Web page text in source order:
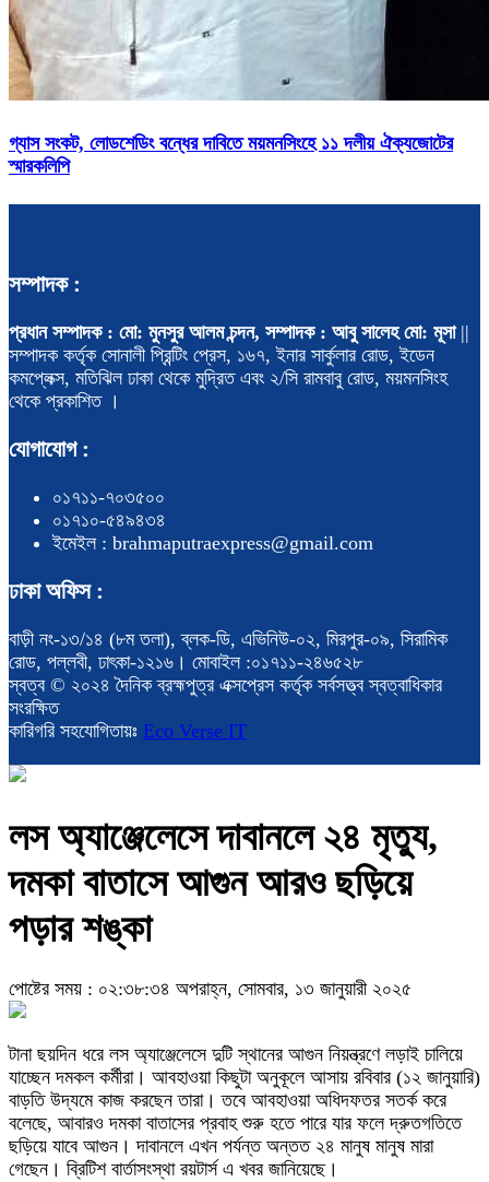
গ্যাস সংকট, লোডশেডিং বন্ধের দাবিতে ময়মনসিংহে ১১ দলীয় ঐক্যজোটের
স্মারকলিপি
সম্পাদক :
প্রধান সম্পাদক : মো: মুনসুর আলম চন্দন, সম্পাদক : আবু সালেহ মো: মূসা||
সম্পাদক কর্তৃক সোনালী প্রিন্টিং প্রেস, ১৬৭, ইনার সার্কুলার রোড, ইডেন
কমপ্লেক্স, মতিঝিল ঢাকা থেকে মুদ্রিত এবং ২/সি রামবাবু রোড, ময়মনসিংহ
থেকে প্রকাশিত ।
যোগাযোগ :
০১৭১১-৭০৩৫০০
০১৭১০-৫৪৯৪৩৪
ইমেইল : brahmaputraexpress@gmail.com
ঢাকা অফিস :
বাড়ী নং-১৩/১৪ (৮ম তলা), ব্লক-ডি, এভিনিউ-০২, মিরপুর-০৯, সিরামিক
রোড, পল্লবী, ঢাৎকা-১২১৬। মোবাইল :০১৭১১-২৪৬৫২৮
স্বত্ব © ২০২৪ দৈনিক ব্রহ্মপুত্র এক্সপ্রেস কর্তৃক সর্বসত্ত্ব স্বত্বাধিকার
সংরক্ষিত
কারিগরি সহযোগিতায়ঃ Eco Verse IT
লস অ্যাঞ্জেলেসে দাবানলে ২৪ মৃত্যু,
দমকা বাতাসে আগুন আরও ছড়িয়ে
পড়ার শঙ্কা
পোষ্টের সময় : ০২:৩৮:৩৪ অপরাহ্ন, সোমবার, ১৩ জানুয়ারী ২০২৫
টানা ছয়দিন ধরে লস অ্যাঞ্জেলেসে দুটি স্থানের আগুন নিয়ন্ত্রণে লড়াই চালিয়ে
যাচ্ছেন দমকল কর্মীরা। আবহাওয়া কিছুটা অনুকূলে আসায় রবিবার (১২ জানুয়ারি)
বাড়তি উদ্যমে কাজ করছেন তারা। তবে আবহাওয়া অধিদফতর সতর্ক করে
বলেছে, আবারও দমকা বাতাসের প্রবাহ শুরু হতে পারে যার ফলে দ্রুতগতিতে
ছড়িয়ে যাবে আগুন। দাবানলে এখন পর্যন্ত অন্তত ২৪ মানুষ মানুষ মারা
গেছেন। ব্রিটিশ বার্তাসংস্থা রয়টার্স এ খবর জানিয়েছে।